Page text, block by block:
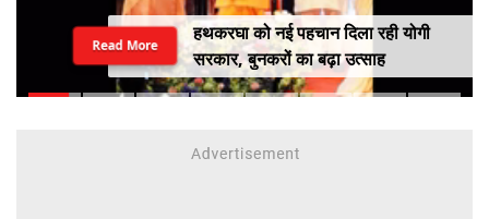
हथकरघा को नई पहचान दिला रही योगी
सरकार, बुनकरों का बढ़ा उत्साह
Read More